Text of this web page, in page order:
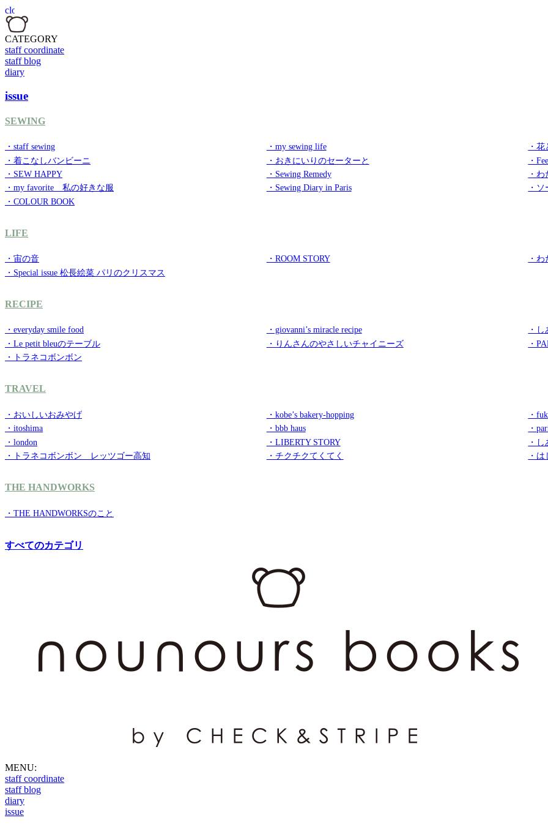
CATEGORY
staff coordinate
staff blog
diary
issue
SEWING
・staff sewing ・my sewing life
・
・着こなしバンビーニ
・おきにいりのセーターと
・
・SEW HAPPY
・Sewing Remedy
・
・my favorite 私の好きな服
・Sewing Diary in Paris
・
・COLOUR BOOK
LIFE
・宙の音 ・ROOM STORY
・
・Special issue 松長絵菜 パリのクリスマス
RECIPE
・everyday smile food ・giovanni’s miracle recipe
・
・Le petit bleuのテーブル
・りんさんのやさしいチャイニーズ
・
・トラネコボンボン
TRAVEL
・おいしいおみやげ ・kobe’s bakery-hopping
・
・itoshima
・bbb haus
・
・london
・LIBERTY STORY
・
・トラネコボンボン レッツゴー高知
・チクチクてくてく ・
THE HANDWORKS
・THE HANDWORKSのこと
すべてのカテゴリ
MENU:
staff coordinate
staff blog
diary
issue